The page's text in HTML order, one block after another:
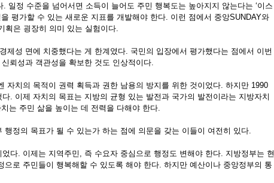
. 일정 수준을 넘어서면 소득이 늘어도 주민 행복도는 높아지지 않는다는 ‘이스
평가할 수 있는 새로운 지표를 개발해야 한다. 이런 점에서 중앙SUNDAY와
획은 굉장히 의미 있는 실험이다.
성 면에 치중했다는 게 한계였다. 국민의 입장에서 평가했다는 점에서 이번
뢰성과 객관성을 확보한 것도 인상적이다.
치의 목적이 권력 획득과 권한 남용의 방지를 위한 것이었다. 하지만 1990
. 이제 자치의 목표는 지방의 균형 있는 발전과 국가의 발전이라는 지방자치
는 주민 삶을 높이는 데 전력을 다해야 한다.
정의 목표가 될 수 있는가 하는 점에 의문을 갖는 이들이 여전히 있다.
다. 이제는 지역주민, 즉 수요자 중심으로 행정도 변해야 한다. 지방정부는 현
로 주민들이 행복해할 수 있도록 해야 한다. 하지만 예산이나 중앙정부의 통